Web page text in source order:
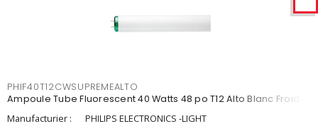
PHIF40T12CWSUPREMEALTO
Ampoule Tube Fluorescent 40 Watts 48 po T12 Alto Blanc Froid
Manufacturier :
PHILIPS ELECTRONICS -LIGHT